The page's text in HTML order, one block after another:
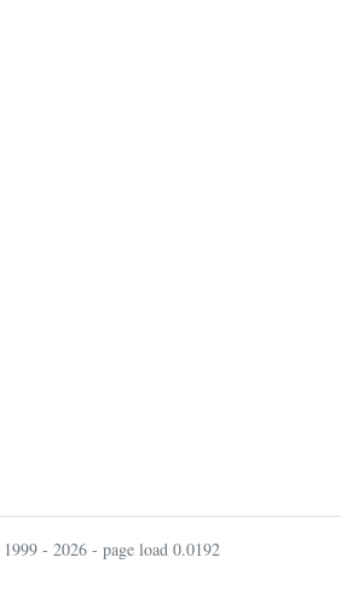
- 2026 - page load 0.0192